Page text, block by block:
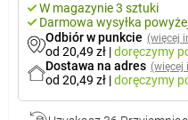
W magazynie 3 sztuki
Darmowa wysyłka
Odbiór w punkcie (więcej
od 20,49 zł |doręczymy
Dostawa na adres (więcej
od 20,49 zł |doręczymy